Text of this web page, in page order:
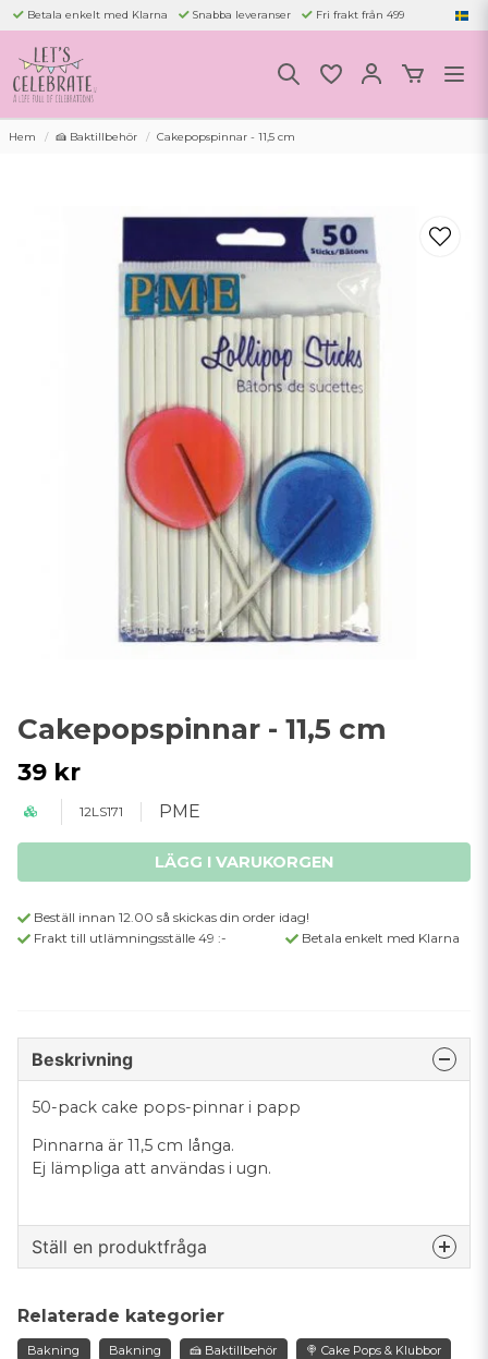
Betala enkelt med Klarna Snabba leveranser Fri frakt från 499
Hem 🍰 Baktillbehör Cakepopspinnar - 11,5 cm
Cakepopspinnar - 11,5 cm
39 kr
12LS171 PME
LÄGG I VARUKORGEN
Beställ innan 12.00 så skickas din order idag!
Frakt till utlämningsställe 49 :-
Betala enkelt med Klarna
Beskrivning
50-pack cake pops-pinnar i papp
Pinnarna är 11,5 cm långa.
Ej lämpliga att användas i ugn.
Ställ en produktfråga
Fråga oss något om denna produkten...
Relaterade kategorier
Bakning Bakning 🍰 Baktillbehör 🍭 Cake Pops & Klubbor